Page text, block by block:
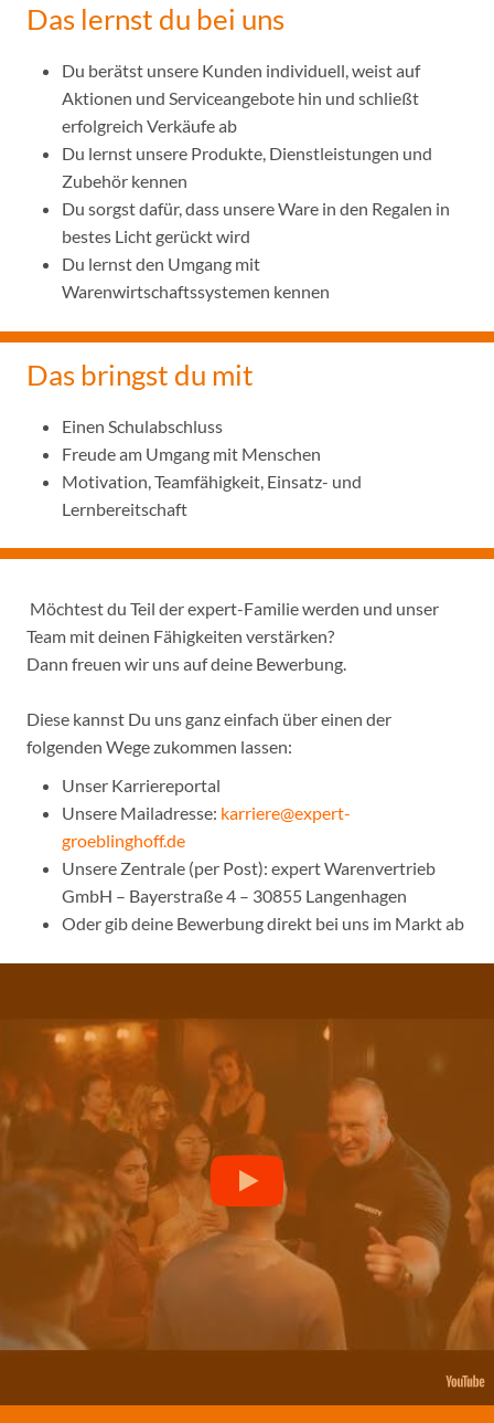
Das lernst du bei uns
Du berätst unsere Kunden individuell, weist auf
Aktionen und Serviceangebote hin und schließt
erfolgreich Verkäufe ab
Du lernst unsere Produkte, Dienstleistungen und
Zubehör kennen
Du sorgst dafür, dass unsere Ware in den Regalen in
bestes Licht gerückt wird
Du lernst den Umgang mit
Warenwirtschaftssystemen kennen
Das bringst du mit
Einen Schulabschluss
Freude am Umgang mit Menschen
Motivation, Teamfähigkeit, Einsatz- und
Lernbereitschaft
Möchtest du Teil der expert-Familie werden und unser
Team mit deinen Fähigkeiten verstärken?
Dann freuen wir uns auf deine Bewerbung.
Diese kannst Du uns ganz einfach über einen der
folgenden Wege zukommen lassen:
Unser Karriereportal
Unsere Mailadresse: karriere@expert-
groeblinghoff.de
Unsere Zentrale (per Post): expert Warenvertrieb
GmbH – Bayerstraße 4 – 30855 Langenhagen
Oder gib deine Bewerbung direkt bei uns im Markt ab